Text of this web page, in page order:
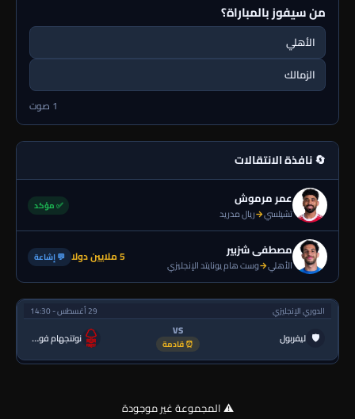
من سيفوز بالمباراة؟
الأهلي
الزمالك
1 صوت
🔄 نافذة الانتقالات
عمر مرموش
تشيلسي→ريال مدريد
✅ مؤكد
مصطفى شزبير
الأهلي→وست هام يونايتد الإنجليزي 5 ملايين دولا 💬 إشاعة
الدوري الإنجليزي 29 أغسطس - 14:30
🛡 ليفربول VS
⏰ قادمة نوتنجهام فورست
⚠️ المجموعة غير موجودة